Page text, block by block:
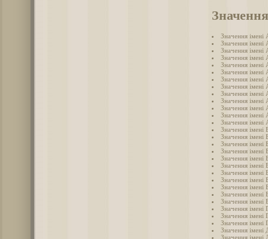
Значення імені
Значення імені
Значення імені
Значення імені
Значення імені
Значення імені
Значення імені
Значення імені
Значення імені
Значення імені
Значення імені
Значення імені
Значення імені
Значення імені
Значення імені
Значення імені
Значення імені
Значення імені
Значення імені
Значення імені
Значення імені
Значення імені
Значення імені
Значення імені
Значення імені
Значення імені
Значення імені
Значення імені
Значення імені